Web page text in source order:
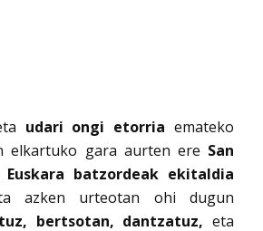
udari ongi etorria emateko
elkartuko gara aurten ere San
Euskara batzordeak ekitaldia
azken urteotan ohi dugun
bertsotan, dantzatuz, eta